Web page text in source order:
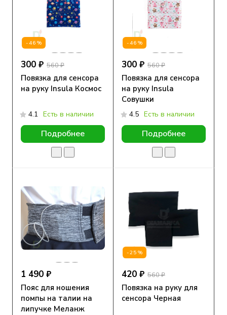
-46%
300 ₽ 560 ₽
Повязка для сенсора
на руку Insula Космос
4.1 Есть в наличии
Подробнее
-46%
300 ₽ 560 ₽
Повязка для сенсора
на руку Insula
Совушки
4.5 Есть в наличии
Подробнее
1 490 ₽
Пояс для ношения
помпы на талии на
липучке Меланж
-25%
420 ₽ 560 ₽
Повязка на руку для
сенсора Черная